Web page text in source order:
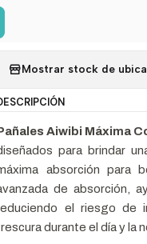
Mostrar stock de
Aiwibi Máxima
para brindar
absorción para
de absorción,
el riesgo de
durante el día y la